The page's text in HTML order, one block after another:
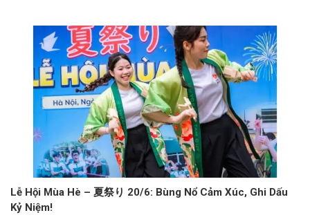
Lễ Hội Mùa Hè – 夏祭り 20/6: Bùng Nổ Cảm Xúc, Ghi Dấu
Kỷ Niệm!